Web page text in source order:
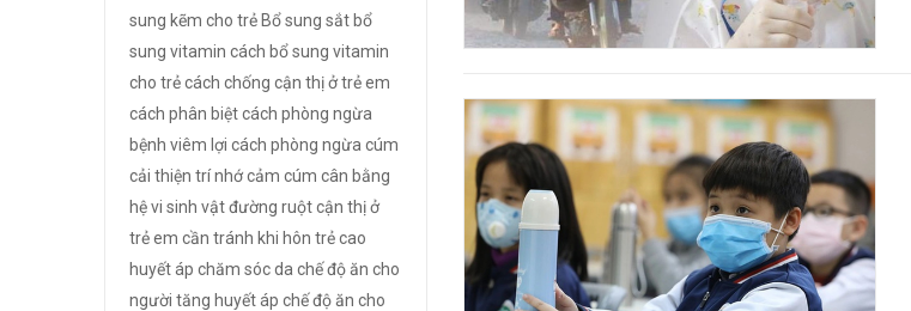
sung kẽm cho trẻ Bổ sung sắt bổ
sung vitamin cách bổ sung vitamin
cho trẻcách chống cận thị ở trẻ em
cách phân biệtcách phòng ngừa
bệnh viêm lợi cách phòng ngừa cúm
cải thiện trí nhớcảm cúm cân bằng
hệ vi sinh vật đường ruộtcận thị ở
trẻ em cần tránh khi hôn trẻcao
huyết áp chăm sóc da chế độ ăn cho
người tăng huyết áp chế độ ăn cho